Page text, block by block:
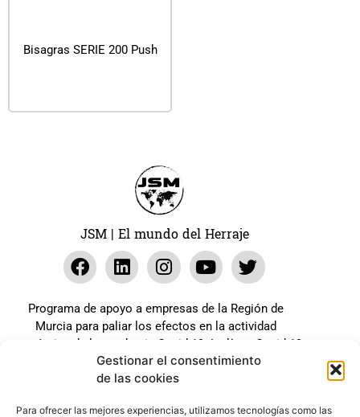
Gestionar el consentimiento
de las cookies
Para ofrecer las mejores experiencias, utilizamos tecnologías como las
Bisagras SERIE 200 Push
JSM | El mundo del Herraje
Programa de apoyo a empresas de la Región de
Murcia para paliar los efectos en la actividad
económica de la pandemia Covid-19. La línea Covid-19
coste cero cofinanciada por la unión europea.
Expediente: 2020.07.COSI.0483